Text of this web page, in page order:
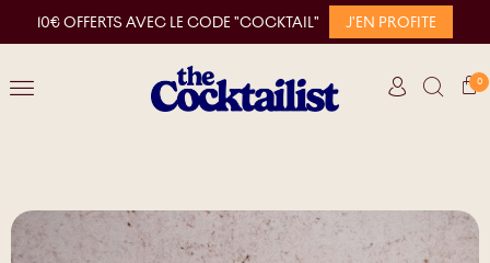
10€ OFFERTS AVEC LE CODE "COCKTAIL" J'EN PROFITE
0